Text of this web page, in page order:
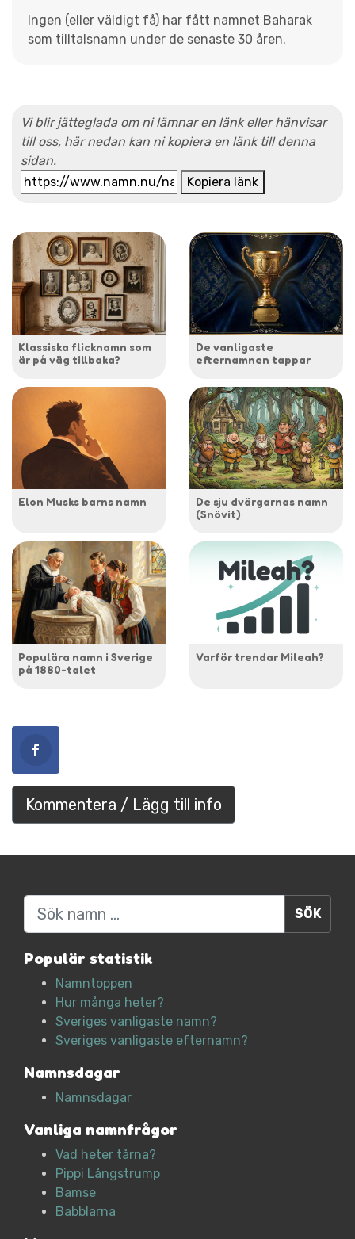
Ingen (eller väldigt få) har fått namnet Baharak
som tilltalsnamn under de senaste 30 åren.
Vi blir jätteglada om ni lämnar en länk eller hänvisar
till oss, här nedan kan ni kopiera en länk till denna
sidan.
Kopiera länk
Klassiska flicknamn som
är på väg tillbaka?
De vanligaste
efternamnen tappar
Elon Musks barns namn
De sju dvärgarnas namn
(Snövit)
Populära namn i Sverige
på 1880-talet
Varför trendar Mileah?
Kommentera / Lägg till info
Sök
Populär statistik
Namntoppen
Hur många heter?
Sveriges vanligaste namn?
Sveriges vanligaste efternamn?
Namnsdagar
Namnsdagar
Vanliga namnfrågor
Vad heter tårna?
Pippi Långstrump
Bamse
Babblarna